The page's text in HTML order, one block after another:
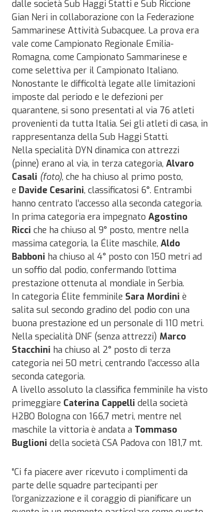
dalle società Sub Haggi Statti e Sub Riccione
Gian Neri in collaborazione con la Federazione
Sammarinese Attività Subacquee. La prova era
vale come Campionato Regionale Emilia-
Romagna, come Campionato Sammarinese e
come selettiva per il Campionato Italiano.
Nonostante le difficoltà legate alle limitazioni
imposte dal periodo e le defezioni per
quarantene, si sono presentati al via 76 atleti
provenienti da tutta Italia. Sei gli atleti di casa, in
rappresentanza della Sub Haggi Statti.
Nella specialità DYN dinamica con attrezzi
(pinne) erano al via, in terza categoria, Alvaro
Casali (foto), che ha chiuso al primo posto,
e Davide Cesarini, classificatosi 6°. Entrambi
hanno centrato l’accesso alla seconda categoria.
In prima categoria era impegnato Agostino
Ricci che ha chiuso al 9° posto, mentre nella
massima categoria, la Élite maschile, Aldo
Babboni ha chiuso al 4° posto con 150 metri ad
un soffio dal podio, confermando l’ottima
prestazione ottenuta al mondiale in Serbia.
In categoria Élite femminile Sara Mordini è
salita sul secondo gradino del podio con una
buona prestazione ed un personale di 110 metri.
Nella specialità DNF (senza attrezzi) Marco
Stacchini ha chiuso al 2° posto di terza
categoria nei 50 metri, centrando l’accesso alla
seconda categoria.
A livello assoluto la classifica femminile ha visto
primeggiare Caterina Cappelli della società
H2BO Bologna con 166,7 metri, mentre nel
maschile la vittoria è andata a Tommaso
Buglioni della società CSA Padova con 181,7 mt.
“Ci fa piacere aver ricevuto i complimenti da
parte delle squadre partecipanti per
l’organizzazione e il coraggio di pianificare un